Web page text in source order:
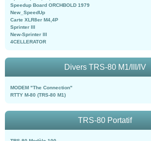
Speedup Board ORCHBOLD 1979
New_SpeedUp
Carte XLR8er M4,4P
Sprinter III
New-Sprinter III
4CELLERATOR
Divers TRS-80 M1/III/IV
MODEM "The Connection"
RTTY M-80 (TRS-80 M1)
TRS-80 Portatif